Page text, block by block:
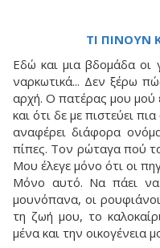
ΤΙ ΠΙΝΟΥΝ
Εδώ και μια βδομάδα οι
ναρκωτικά... Δεν ξέρω
αρχή. Ο πατέρας μου μού
και ότι δε με πιστεύει
αναφέρει διάφορα
πίπες. Τον ρώταγα πού
Μου έλεγε μόνο ότι οι
Μόνο αυτό. Να πάει να
μουνόπανα, οι
τη ζωή μου, το
μένα και την οικογένεια